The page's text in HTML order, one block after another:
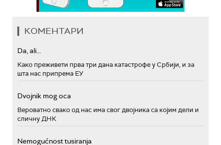
КОМЕНТАРИ
Da, ali...
Како преживети прва три дана катастрофе у Србији, и за
шта нас припрема ЕУ
Dvojnik mog oca
Вероватно свако од нас има свог двојника са којим дели и
сличну ДНК
Nemogućnost tusiranja